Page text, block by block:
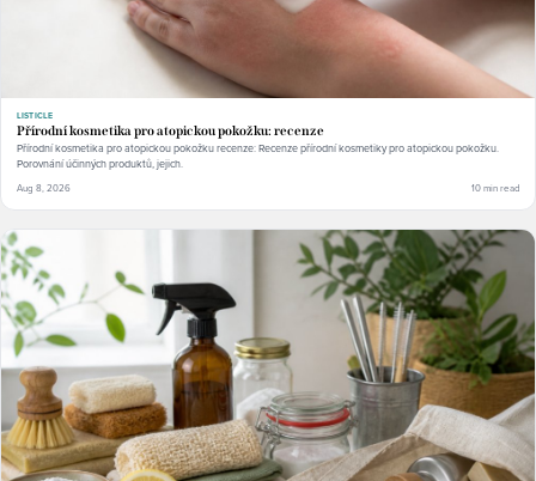
LISTICLE
Přírodní kosmetika pro atopickou pokožku: recenze
Přírodní kosmetika pro atopickou pokožku recenze: Recenze přírodní kosmetiky pro atopickou pokožku.
Porovnání účinných produktů, jejich.
Aug 8, 2026 10 min read